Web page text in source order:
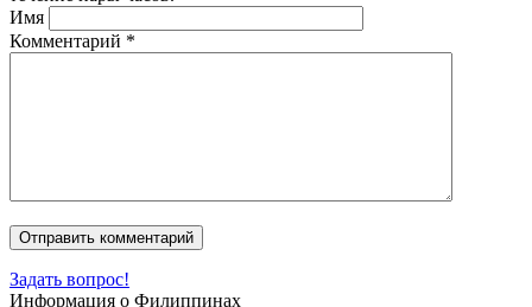
Имя
Комментарий *
Задать вопрос!
Информация о Филиппинах